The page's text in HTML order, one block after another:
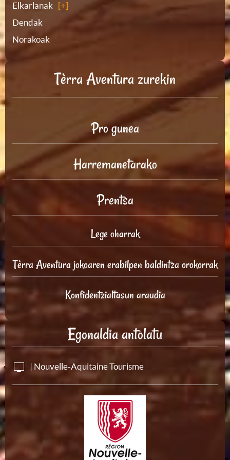
Elkarlanak
Dendak
Norakoak
Tèrra Aventura zurekin
Pro gunea
Harremanetarako
Prentsa
Lege oharrak
Tèrra Aventura jokoaren erabilpen baldintza orokorrak
Konfidentzialtasun araudia
Egonaldia antolatu
| Nouvelle-Aquitaine Tourisme